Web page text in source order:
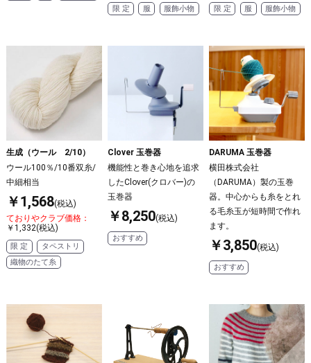
限 定 服 服飾小物 限 定 服 服飾小物
生成（ウール 2/10）
ウール100％/10番双糸/
中細相当
￥1,568(税込)
ておりやクラブ価格：
￥1,332(税込)
限 定
タペストリ
織物のたて糸
Clover 玉巻器
機能性と巻き心地を追求
したClover(クロバー)の
玉巻器
￥8,250(税込)
おすすめ
DARUMA 玉巻器
横田株式会社
（DARUMA）製の玉巻
器。中心からも糸をとれ
る毛糸玉が短時間で作れ
ます。
￥3,850(税込)
おすすめ